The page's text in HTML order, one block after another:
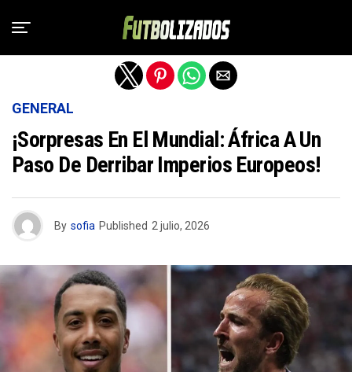
GENERAL
¡Sorpresas En El Mundial: África A Un
Paso De Derribar Imperios Europeos!
By sofia Published 2 julio, 2026
Salir de la versión móvil